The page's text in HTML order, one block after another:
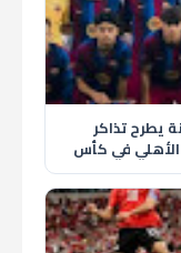
يطرح تذاكر
الأهلي في كأس
قبل موقعة